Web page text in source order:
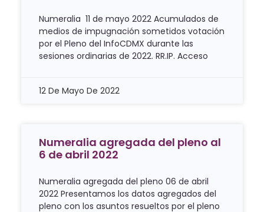
Numeralia 11 de mayo 2022 Acumulados de
medios de impugnación sometidos votación
por el Pleno del InfoCDMX durante las
sesiones ordinarias de 2022. RR.IP. Acceso
12 De Mayo De 2022
Numeralia agregada del pleno al
6 de abril 2022
Numeralia agregada del pleno 06 de abril
2022 Presentamos los datos agregados del
pleno con los asuntos resueltos por el pleno